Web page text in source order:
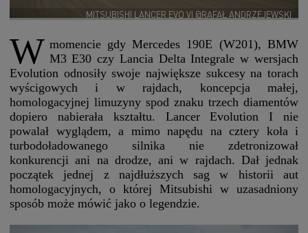
MITSUBISHI LANCER EVO VI @RAFAŁ ANDRZEJEWSKI
W momencie gdy Mercedes 190E (W201), BMW
M3 E30 czy Lancia Delta Integrale w wersjach
Evolution odnosiły swoje największe sukcesy na torach
wyścigowych i w rajdach, koncepcja małej,
homologacyjnej limuzyny spod znaku trzech diamentów
dopiero nabierała kształtu. Lancer Evolution I nie
powalał wyglądem, a mimo napędu na cztery koła i
turbodoładowanego silnika nie zdetronizował
konkurencji ani na drodze, ani w rajdach. Dał jednak
początek jednej z najdłuższych sag w historii aut
homologacyjnych, o której Mitsubishi w uzasadniony
sposób może mówić jako o legendzie.